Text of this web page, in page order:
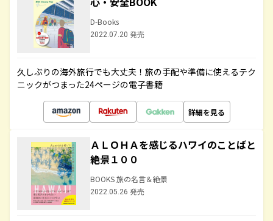
D-Books
2022.07.20 発売
久しぶりの海外旅行でも大丈夫！旅の手配や準備に使えるテク
ニックがつまった24ページの電子書籍
詳細を見る
ＡＬＯＨＡを感じるハワイのことばと
絶景１００
BOOKS 旅の名言＆絶景
2022.05.26 発売